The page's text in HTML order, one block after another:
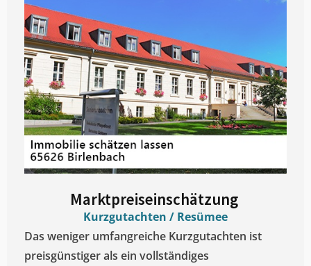
Marktpreiseinschätzung ​
Kurzgutachten / Resümee
Das weniger umfangreiche Kurzgutachten ist
preisgünstiger als ein vollständiges